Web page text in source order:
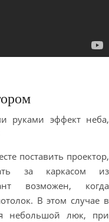
руками эффект неба,
поставить проектор,
за каркасом из
возможен, когда
В этом случае в
небольшой люк, при